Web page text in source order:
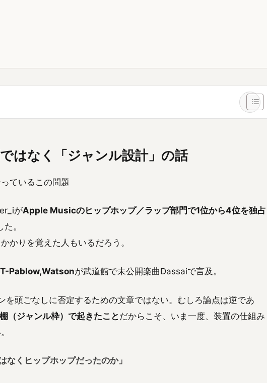
はなく「ジャンル設計」の話
ているこの問題
がApple Musicのヒップホップ／ラップ部門で1位から4位を独占
。
かりを覚えた人もいるだろう。
Pablow,Watsonが武道館で未公開楽曲Dassaiで言及。
を頭ごなしに否定するための文章ではない。むしろ論点は逆であ
（ジャンル枠）で起きたこと だからこそ、いま一度、装置の仕組み
なくヒップホップだったのか」